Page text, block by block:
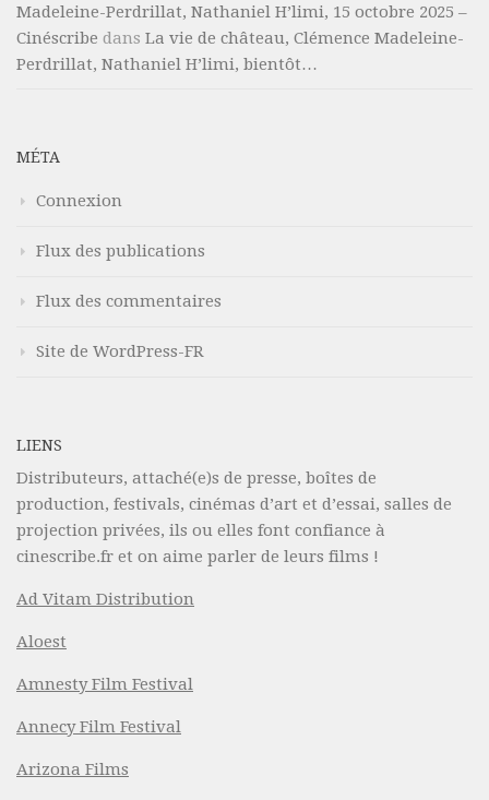
Madeleine-Perdrillat, Nathaniel H’limi, 15 octobre 2025 –
Cinéscribe dans La vie de château, Clémence Madeleine-
Perdrillat, Nathaniel H’limi, bientôt…
MÉTA
Connexion
Flux des publications
Flux des commentaires
Site de WordPress-FR
LIENS
Distributeurs, attaché(e)s de presse, boîtes de
production, festivals, cinémas d’art et d’essai, salles de
projection privées, ils ou elles font confiance à
cinescribe.fr et on aime parler de leurs films !
Ad Vitam Distribution
Aloest
Amnesty Film Festival
Annecy Film Festival
Arizona Films